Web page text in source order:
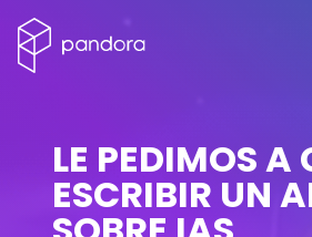
Servicios
LE PEDIMOS A
ESCRIBIR UN